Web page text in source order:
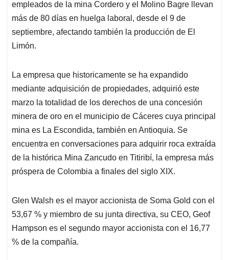
empleados de la mina Cordero y el Molino Bagre llevan
más de 80 días en huelga laboral, desde el 9 de
septiembre, afectando también la producción de El
Limón.
La empresa que historicamente se ha expandido
mediante adquisición de propiedades, adquirió este
marzo la totalidad de los derechos de una concesión
minera de oro en el municipio de Cáceres cuya principal
mina es La Escondida, también en Antioquia. Se
encuentra en conversaciones para adquirir roca extraída
de la histórica Mina Zancudo en Titiribí, la empresa más
próspera de Colombia a finales del siglo XIX.
Glen Walsh es el mayor accionista de Soma Gold con el
53,67 % y miembro de su junta directiva, su CEO, Geof
Hampson es el segundo mayor accionista con el 16,77
% de la compañía.